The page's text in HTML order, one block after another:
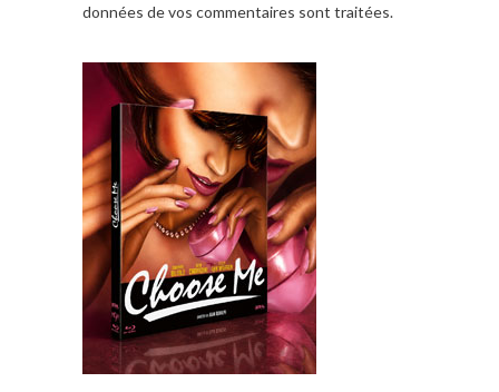
données de vos commentaires sont traitées.